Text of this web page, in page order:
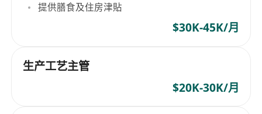
提供膳食及住房津貼
$30K-45K/月
生产工艺主管
$20K-30K/月